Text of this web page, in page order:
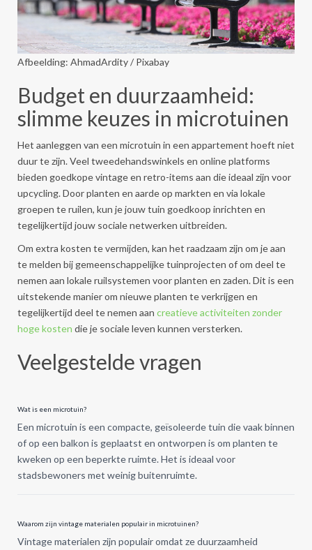
Afbeelding: AhmadArdity / Pixabay
Budget en duurzaamheid:
slimme keuzes in microtuinen
Het aanleggen van een microtuin in een appartement hoeft niet
duur te zijn. Veel tweedehandswinkels en online platforms
bieden goedkope vintage en retro-items aan die ideaal zijn voor
upcycling. Door planten en aarde op markten en via lokale
groepen te ruilen, kun je jouw tuin goedkoop inrichten en
tegelijkertijd jouw sociale netwerken uitbreiden.
Om extra kosten te vermijden, kan het raadzaam zijn om je aan
te melden bij gemeenschappelijke tuinprojecten of om deel te
nemen aan lokale ruilsystemen voor planten en zaden. Dit is een
uitstekende manier om nieuwe planten te verkrijgen en
tegelijkertijd deel te nemen aan creatieve activiteiten zonder
hoge kosten die je sociale leven kunnen versterken.
Veelgestelde vragen
Wat is een microtuin?
Een microtuin is een compacte, geïsoleerde tuin die vaak binnen
of op een balkon is geplaatst en ontworpen is om planten te
kweken op een beperkte ruimte. Het is ideaal voor
stadsbewoners met weinig buitenruimte.
Waarom zijn vintage materialen populair in microtuinen?
Vintage materialen zijn populair omdat ze duurzaamheid